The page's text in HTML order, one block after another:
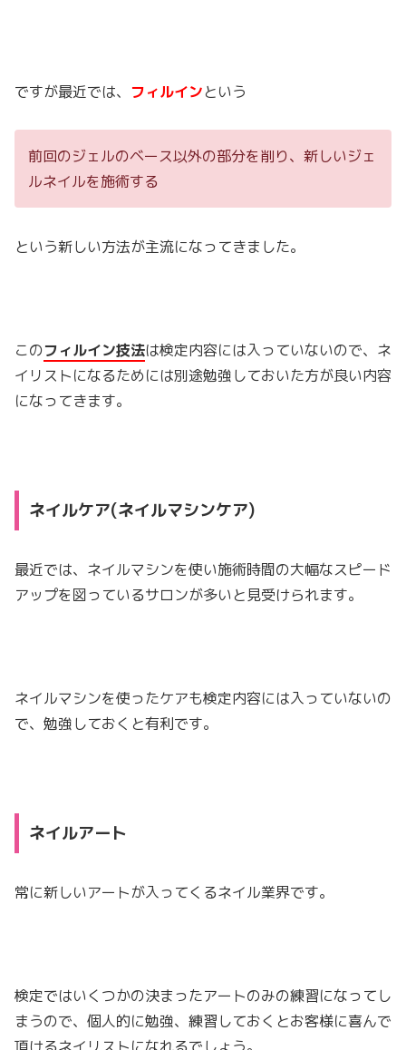
ですが最近では、 フィルインという
前回のジェルのベース以外の部分を削り、新しいジェ
ルネイルを施術する
という新しい方法が主流になってきました。
このフィルイン技法は検定内容には入っていないので、ネ
イリストになるためには別途勉強しておいた方が良い内容
になってきます。
ネイルケア(ネイルマシンケア)
最近では、ネイルマシンを使い施術時間の大幅なスピード
アップを図っているサロンが多いと見受けられます。
ネイルマシンを使ったケアも検定内容には入っていないの
で、勉強しておくと有利です。
ネイルアート
常に新しいアートが入ってくるネイル業界です。
検定ではいくつかの決まったアートのみの練習になってし
まうので、個人的に勉強、練習しておくとお客様に喜んで